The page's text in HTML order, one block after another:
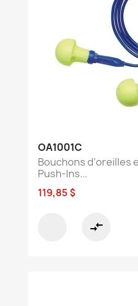
OA1001C
Bouchons d’oreilles
Push-Ins...
119,85 $
compare_arrows